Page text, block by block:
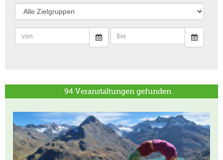
94 Veranstaltungen gefunden